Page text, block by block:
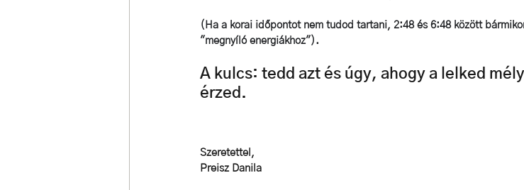
(Ha a korai időpontot nem tudod tartani, 2:48 és 6:48 között
"megnyíló energiákhoz").
A kulcs: tedd azt és úgy, ahogy a lelked
érzed.
Szeretettel,
Preisz Danila